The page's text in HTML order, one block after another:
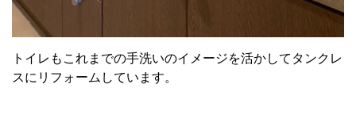
トイレもこれまでの手洗いのイメージを活かしてタンクレ
スにリフォームしています。